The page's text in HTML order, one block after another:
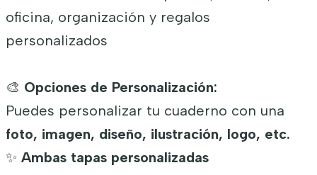
oficina, organización y regalos
personalizados
🎨 Opciones de Personalización:
Puedes personalizar tu cuaderno con una
foto, imagen, diseño, ilustración, logo, etc.
✨ Ambas tapas personalizadas